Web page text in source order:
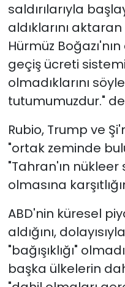
saldırılarıyla
aldıklarını
Hürmüz
geçiş ücreti
olmadıklarını
tutumumuzdur."
Rubio, Trump ve
"ortak zeminde
"Tahran'ın
olmasına
ABD'nin küresel
aldığını,
"bağışıklığı"
başka ülkelerin
Yazarlar